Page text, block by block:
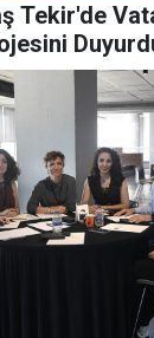
Tekir'de